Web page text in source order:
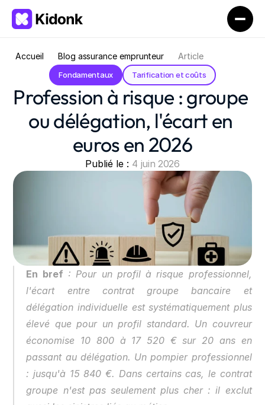
Accueil Blog assurance emprunteur Article
Fondamentaux Tarification et coûts
Profession à risque : groupe
ou délégation, l'écart en
euros en 2026
Publié le : 4 juin 2026
En bref : Pour un profil à risque professionnel,
l'écart entre contrat groupe bancaire et
délégation individuelle est systématiquement plus
élevé que pour un profil standard. Un couvreur
économise 10 800 à 17 520 € sur 20 ans en
passant au délégation. Un pompier professionnel
: jusqu'à 15 840 €. Dans certains cas, le contrat
groupe n'est pas seulement plus cher : il exclut